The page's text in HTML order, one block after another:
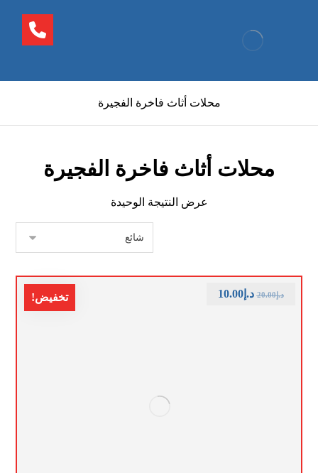
محلات أثاث فاخرة الفجيرة
محلات أثاث فاخرة الفجيرة
عرض النتيجة الوحيدة
تخفيض! د.إ20.00 د.إ10.00